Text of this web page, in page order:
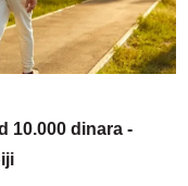
10.000 dinara -